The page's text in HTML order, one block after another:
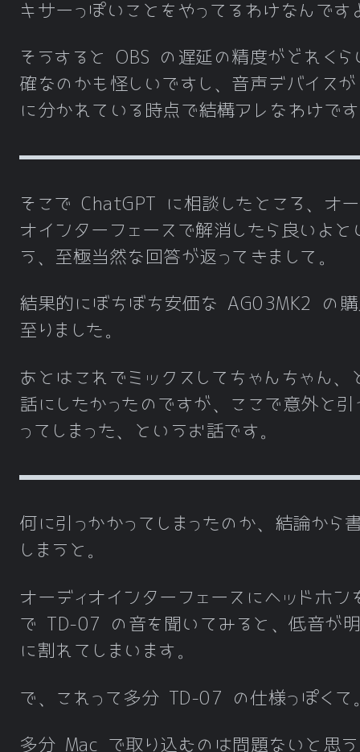
キサーっぽいことをやってるわけなんです
そうすると OBS の遅延の精度がどれくら
確なのかも怪しいですし、音声デバイス
に分かれている時点で結構アレなわけで
そこで ChatGPT に相談したところ、オー
オインターフェースで解消したら良いよと
う、至極当然な回答が返ってきまして。
結果的にぼちぼち安価な AG03MK2 の
至りました。
あとはこれでミックスしてちゃんちゃん、
話にしたかったのですが、ここで意外と引
ってしまった、というお話です。
何に引っかかってしまったのか、結論から
しまうと。
オーディオインターフェースにヘッドホン
で TD-07 の音を聞いてみると、低音が
に割れてしまいます。
で、これって多分 TD-07 の仕様っぽくて
多分 Mac で取り込むのは問題ないと思